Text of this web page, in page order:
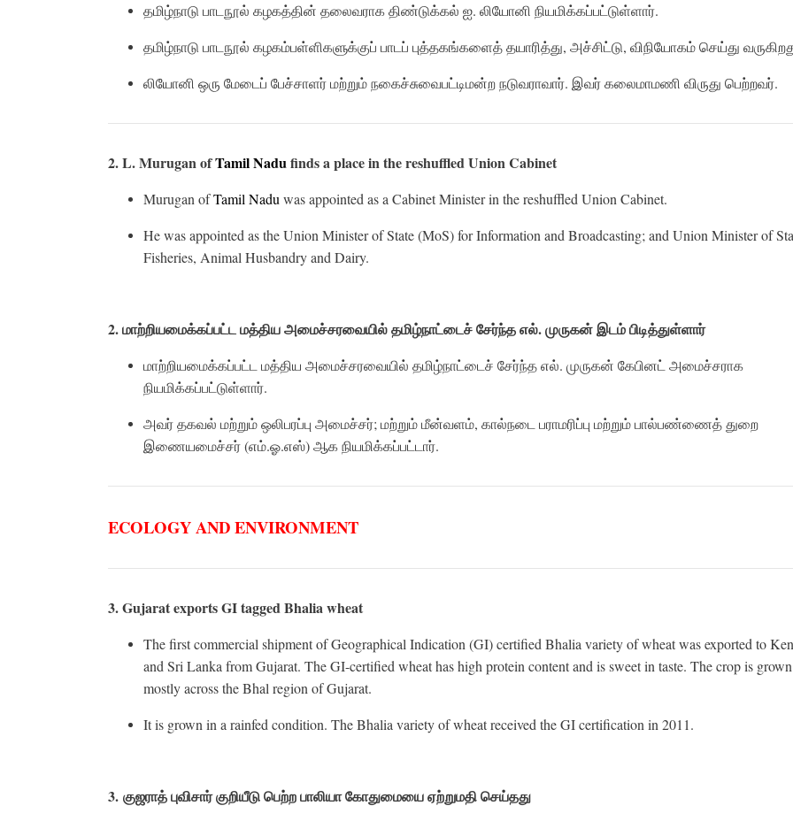
தமிழ்நாடு பாடநூல் கழகத்தின் தலைவராக திண்டுக்கல் ஐ. லியோனி நியமிக்கப்பட்டுள்ளார்.
தமிழ்நாடு பாடநூல் கழகம்பள்ளிகளுக்குப் பாடப் புத்தகங்களைத் தயாரித்து, அச்சிட்டு, விநியோகம் செய்து
லியோனி ஒரு மேடைப் பேச்சாளர் மற்றும் நகைச்சுவைபட்டிமன்ற நடுவராவார். இவர் கலைமாமணி விருது பெற்றவர்.
2. L. Murugan ofTamil Nadufinds a place in the reshuffled Union Cabinet
Murugan ofTamil Nadu was appointed as a Cabinet Minister in the reshuffled Union Cabinet.
He was appointed as the Union Minister of State (MoS) for Information and Broadcasting; and Union Minister of
Fisheries, Animal Husbandry and Dairy.
2. மாற்றியமைக்கப்பட்டமத்தியஅமைச்சரவையில்தமிழ்நாட்டைச்சேர்ந்தஎல்.முருகன்இடம்பிடித்துள்ளார்
மாற்றியமைக்கப்பட்ட மத்திய அமைச்சரவையில் தமிழ்நாட்டைச் சேர்ந்த எல். முருகன் கேபினட் அமைச்சராக
நியமிக்கப்பட்டுள்ளார்.
அவர் தகவல் மற்றும் ஒலிபரப்பு அமைச்சர்; மற்றும் மீன்வளம், கால்நடை பராமரிப்பு மற்றும் பால்பண்ணைத் துறை
இணையமைச்சர் (எம்.ஓ.எஸ்) ஆக நியமிக்கப்பட்டார்.
ECOLOGY AND ENVIRONMENT
3. Gujarat exports GI tagged Bhalia wheat
The first commercial shipment of Geographical Indication (GI) certified Bhalia variety of wheat was exported to
and Sri Lanka from Gujarat. The GI-certified wheat has high protein content and is sweet in taste. The crop is grown
mostly across the Bhal region of Gujarat.
It is grown in a rainfed condition. The Bhalia variety of wheat received the GI certification in 2011.
3. குஜராத்புவிசார்குறியீடுபெற்றபாலியாகோதுமையைஏற்றுமதிசெய்தது